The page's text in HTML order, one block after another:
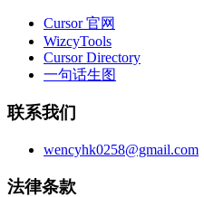
Cursor 官网
WizcyTools
Cursor Directory
一句话生图
联系我们
wencyhk0258@gmail.com
法律条款